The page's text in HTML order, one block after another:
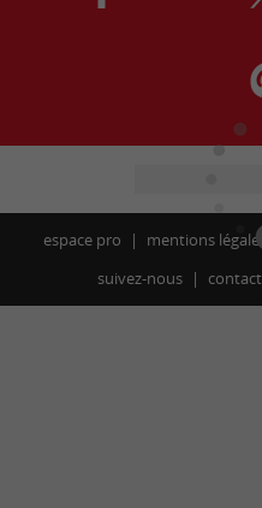
espace pro mentions légales
suivez-nous
contact